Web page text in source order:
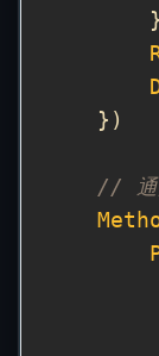
// 通